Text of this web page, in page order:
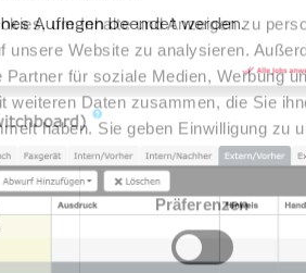
um Inhalte und Anzeigen zu
unsere Website zu analysieren.
Partner für soziale Medien, Werbung
weiteren Daten zusammen, die Sie
haben. Sie geben Einwilligung zu
Präferenzen
Auflegen beendet werden.